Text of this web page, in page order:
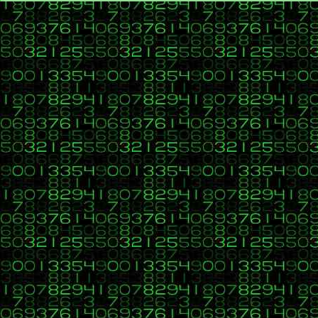
{"Industrial","TERRENO","Los
{"Industrial","TERRENO","Los
{"Industrial","TERRENO ","Los
{"Industrial","TERRENO ","Los
{"Industrial","TERRENO ","Los
{"Industrial","TERRENO ","Los
{"Industrial","TERRENO ","Los
{"Industrial","TERRENO ","Los
{"Industrial","TERRENO ","Los
{"Industrial","TERRENO ","Los
{"Industrial","TERRENO ","Los
{"Industrial","TERRENO ","Los
{"Industrial","TERRENO ","Los
{"Industrial","TERRENO ","Los
{"Industrial","TERRENO ","Los
{"Industrial","TERRENO ","Los
{"Industrial","TERRENO ","Los
{"Industrial","TERRENO ","Los
{"Industrial","TERRENO ","Los
{"Industrial","TERRENO ","Los
{"Industrial","TERRENO ","Los
{"Industrial","TERRENO ","Los
{"Industrial","TERRENO ","Los
{"Industrial","TERRENO ","Los
{"Industrial","CASA ","Los
{"Industrial","CASA ","Los
{"Industrial","CASA ","Los
{"Industrial","CASA ","Los
{"Industrial","CASA ","Los
{"Industrial","CASA ","Los